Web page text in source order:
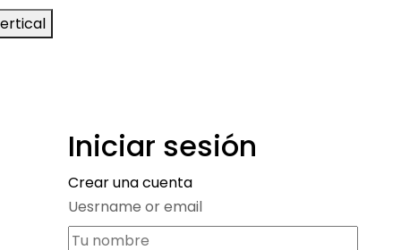
Iniciar sesión
Crear una cuenta
Uesrname or email